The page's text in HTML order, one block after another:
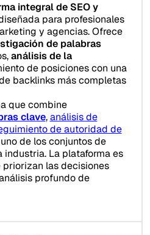
integral de SEO y
para profesionales
y agencias. Ofrece
de palabras
análisis de la
de posiciones con una
backlinks más completas
que combine
clave,análisis de
de autoridad de
de los conjuntos de
La plataforma es
las decisiones
profundo de